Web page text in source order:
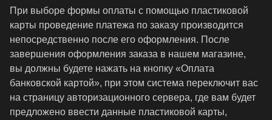
При выборе формы оплаты с помощью пластиковой
карты проведение платежа по заказу производится
непосредственно после его оформления. После
завершения оформления заказа в нашем магазине,
вы должны будете нажать на кнопку «Оплата
банковской картой», при этом система переключит вас
на страницу авторизационного сервера, где вам будет
предложено ввести данные пластиковой карты,